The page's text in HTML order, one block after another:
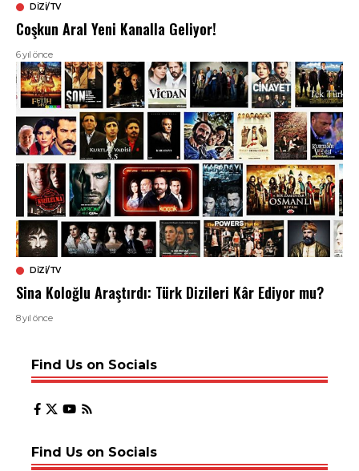
DIZI/TV
Coşkun Aral Yeni Kanalla Geliyor!
6 yıl önce
DIZI/TV
Sina Koloğlu Araştırdı: Türk Dizileri Kâr Ediyor mu?
8 yıl önce
Find Us on Socials
Find Us on Socials